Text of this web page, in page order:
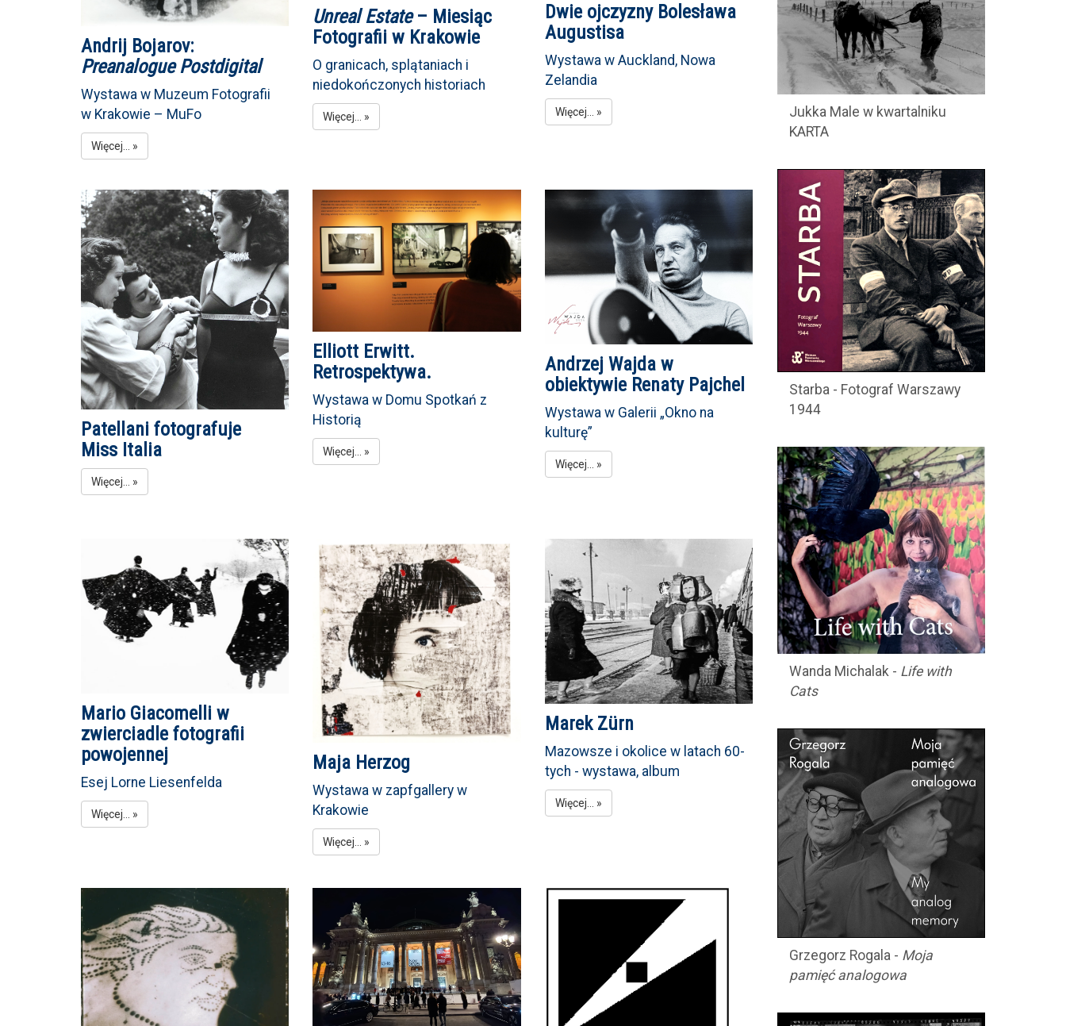
Andrij Bojarov:
Preanalogue Postdigital
Wystawa w Muzeum Fotografii
w Krakowie – MuFo
Więcej... »
Unreal Estate– Miesiąc
Fotografii w Krakowie
O granicach, splątaniach i
niedokończonych historiach
Więcej... »
Dwie ojczyzny Bolesława
Augustisa
Wystawa w Auckland, Nowa
Zelandia
Więcej... »
Patellani fotografuje
Miss Italia
Więcej... »
Elliott Erwitt.
Retrospektywa.
Wystawa w Domu Spotkań z
Historią
Więcej... »
Andrzej Wajda w
obiektywie Renaty Pajchel
Wystawa w Galerii „Okno na
kulturę”
Więcej... »
Mario Giacomelli w
zwierciadle fotografii
powojennej
Esej Lorne Liesenfelda
Więcej... »
Maja Herzog
Wystawa w zapfgallery w
Krakowie
Więcej... »
Marek Zürn
Mazowsze i okolice w latach 60-
tych - wystawa, album
Więcej... »
Jukka Male w kwartalniku
KARTA
Starba - Fotograf Warszawy
1944
Wanda Michalak - Life with
Cats
Grzegorz Rogala - Moja
pamięć analogowa